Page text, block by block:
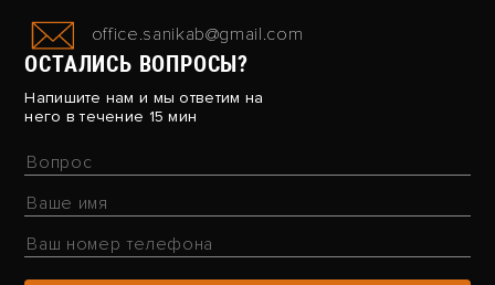
office.sanikab@gmail.com
ОСТАЛИСЬ ВОПРОСЫ?
Напишите нам и мы ответим на
него в течение 15 мин